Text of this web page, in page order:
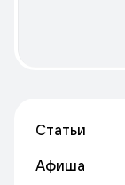
Статьи
Афиша